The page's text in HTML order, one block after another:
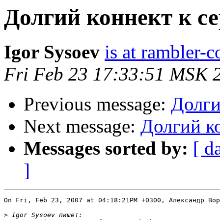
Долгий коннект к
Igor Sysoev is at rambler-
Fri Feb 23 17:33:51 MSK
Previous message:
Next message: Долгий
Messages sorted by: [
]
On Fri, Feb 23, 2007 at 04:18:21PM +0300, Александр
>